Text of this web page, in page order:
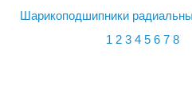
Шарикоподшипники
1 2 3 4 5 6 7 8